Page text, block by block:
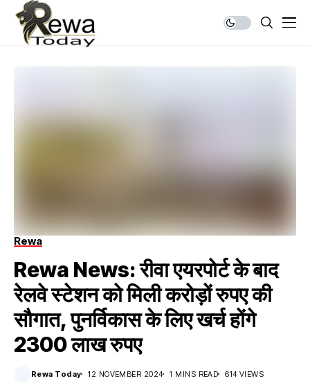
Rewa
Rewa News: रीवा एयरपोर्ट के बाद
रेलवे स्टेशन को मिली करोड़ों रुपए की
सौगात, पुनर्विकास के लिए खर्च होंगे
2300 लाख रुपए
Rewa Today 12 NOVEMBER 2024 1 MINS READ 614 VIEWS